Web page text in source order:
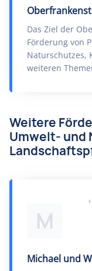
Das Ziel der
Förderung von
Naturschutzes,
weiteren
Weitere
Umwelt- und
M
Michael und